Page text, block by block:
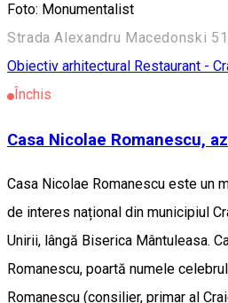
Foto: Monumentalist
Obiectiv arhitectural Restaurant -
Închis
Casa Nicolae Romanescu,
Casa Nicolae Romanescu este un
de interes național din municipiul
Unirii, lângă Biserica Mântuleasa.
Romanescu, poartă numele
Romanescu (consilier, primar al